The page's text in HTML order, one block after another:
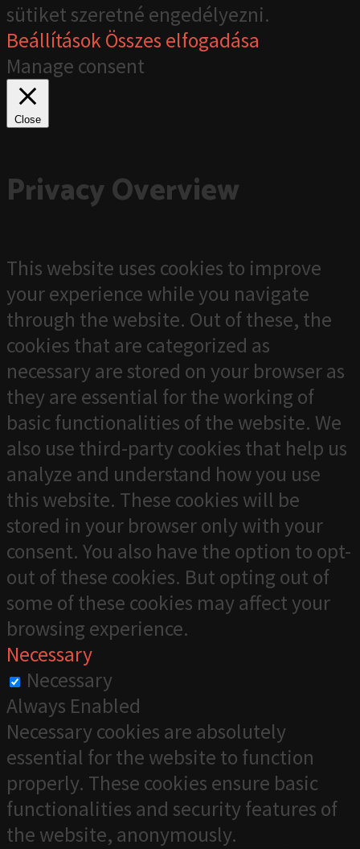
sütiket szeretné engedélyezni.
BeállításokÖsszes elfogadása
Manage consent
Close
Privacy Overview
This website uses cookies to improve
your experience while you navigate
through the website. Out of these, the
cookies that are categorized as
necessary are stored on your browser as
they are essential for the working of
basic functionalities of the website. We
also use third-party cookies that help us
analyze and understand how you use
this website. These cookies will be
stored in your browser only with your
consent. You also have the option to opt-
out of these cookies. But opting out of
some of these cookies may affect your
browsing experience.
Necessary
Necessary
Always Enabled
Necessary cookies are absolutely
essential for the website to function
properly. These cookies ensure basic
functionalities and security features of
the website, anonymously.